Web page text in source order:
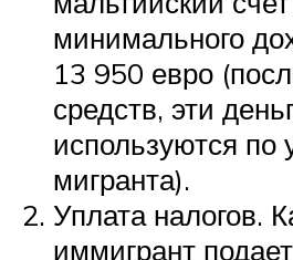
минимального
13 950 евро
средств, эти
используются по
мигранта).
Уплата налогов.
иммигрант